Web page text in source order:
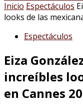
Inicio Espectáculos
looks de las
Espectáculos
Eiza
increíbles
en Cannes